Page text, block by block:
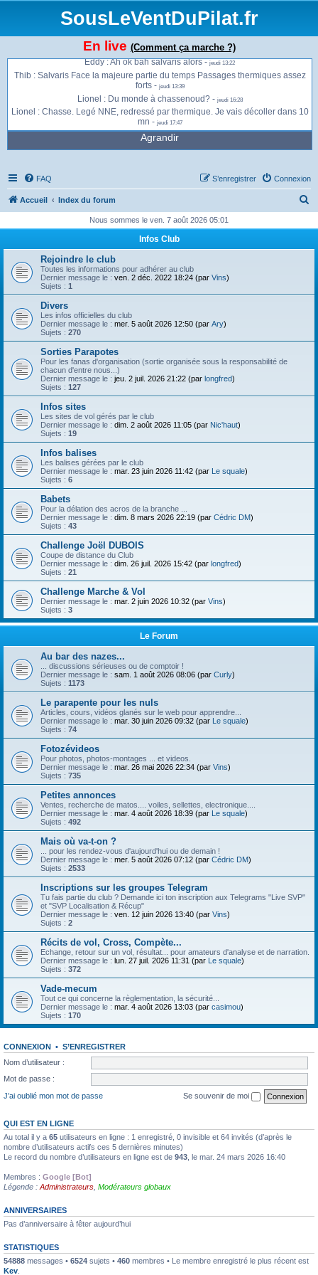
SousLeVentDuPilat.fr
En live (Comment ça marche ?)
Jonathan : Ça envoie du bois à présent à la Jasserie -
Jonathan : Gros thermiques et vent qui se renforce -jeudi 13:13
Jonathan : Je vais peut être migrer sur Salvaris -
Eddy : Ah ok bah salvaris alors -jeudi 13:22
Thib : Salvaris Face la majeure partie du temps Passages thermiques assez
forts - jeudi 13:39
Lionel : Du monde à chassenoud? - jeudi 16:28
Lionel : Chasse. Legé NNE, redressé par thermique. Je vais décoller dans 10
mn - jeudi 17:47
Agrandir
FAQ Connexion
S’enregistrer
Accueil Index du forum
h
Nous sommes le ven. 7 août 2026 05:01
Infos Club
Rejoindre le club
Toutes les informations pour adhérer au club
Dernier message le : ven. 2 déc. 2022 18:24 (par Vins)
Sujets : 1
Divers
Les infos officielles du club
Dernier message le : mer. 5 août 2026 12:50 (par Ary)
Sujets : 270
Sorties Parapotes
Pour les fanas d'organisation (sortie organisée sous la responsabilité de
chacun d'entre nous...)
Dernier message le : jeu. 2 juil. 2026 21:22 (par longfred)
Sujets : 127
Infos sites
Les sites de vol gérés par le club
Dernier message le : dim. 2 août 2026 11:05 (par Nic'haut)
Sujets : 19
Infos balises
Les balises gérées par le club
Dernier message le : mar. 23 juin 2026 11:42 (par Le squale)
Sujets : 6
Babets
Pour la délation des acros de la branche ...
Dernier message le : dim. 8 mars 2026 22:19 (par Cédric DM)
Sujets : 43
Challenge Joël DUBOIS
Coupe de distance du Club
Dernier message le : dim. 26 juil. 2026 15:42 (par longfred)
Sujets : 21
Challenge Marche & Vol
Dernier message le : mar. 2 juin 2026 10:32 (par Vins)
Sujets : 3
Le Forum
Au bar des nazes...
... discussions sérieuses ou de comptoir !
Dernier message le : sam. 1 août 2026 08:06 (par Curly)
Sujets : 1173
Le parapente pour les nuls
Articles, cours, vidéos glanés sur le web pour apprendre...
Dernier message le : mar. 30 juin 2026 09:32 (par Le squale)
Sujets : 74
Fotozévideos
Pour photos, photos-montages ... et videos.
Dernier message le : mar. 26 mai 2026 22:34 (par Vins)
Sujets : 735
Petites annonces
Ventes, recherche de matos.... voiles, sellettes, electronique....
Dernier message le : mar. 4 août 2026 18:39 (par Le squale)
Sujets : 492
Mais où va-t-on ?
... pour les rendez-vous d'aujourd'hui ou de demain !
Dernier message le : mer. 5 août 2026 07:12 (par Cédric DM)
Sujets : 2533
Inscriptions sur les groupes Telegram
Tu fais partie du club ? Demande ici ton inscription aux Telegrams "Live SVP"
et "SVP Localisation & Récup"
Dernier message le : ven. 12 juin 2026 13:40 (par Vins)
Sujets : 2
Récits de vol, Cross, Compète...
Echange, retour sur un vol, résultat... pour amateurs d'analyse et de narration.
Dernier message le : lun. 27 juil. 2026 11:31 (par Le squale)
Sujets : 372
Vade-mecum
Tout ce qui concerne la règlementation, la sécurité...
Dernier message le : mar. 4 août 2026 13:03 (par casimou)
Sujets : 170
CONNEXION • S’ENREGISTRER
Nom d’utilisateur :
Mot de passe :
J’ai oublié mon mot de passe
Se souvenir de moi
QUI EST EN LIGNE
Au total il y a 65 utilisateurs en ligne : 1 enregistré, 0 invisible et 64 invités (d’après le
nombre d’utilisateurs actifs ces 5 dernières minutes)
Le record du nombre d’utilisateurs en ligne est de 943 , le mar. 24 mars 2026 16:40
Membres : Google [Bot]
Légende : Administrateurs Modérateurs globaux
ANNIVERSAIRES
Pas d’anniversaire à fêter aujourd’hui
STATISTIQUES
54888 messages • 6524 sujets • 460 membres • Le membre enregistré le plus récent est
Kev